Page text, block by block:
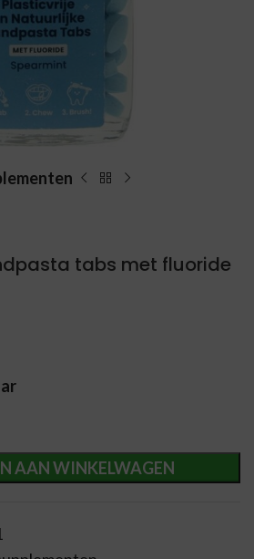
tabs met fluoride
AAN WINKELWAGEN